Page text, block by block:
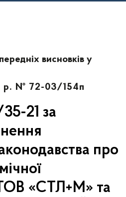
висновків у
р. № 72-03/154п
21 за
про
«СТЛ+М» та